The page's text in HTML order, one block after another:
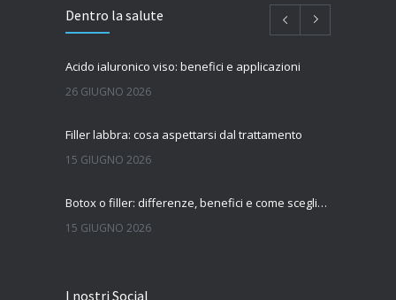
Dentro la salute
Acido ialuronico viso: benefici e applicazioni
26 GIUGNO 2026
Filler labbra: cosa aspettarsi dal trattamento
15 GIUGNO 2026
Botox o filler: differenze, benefici e come scegliere il trattamento più adatto
15 GIUGNO 2026
7 GIUGNO 2026
I nostri Social